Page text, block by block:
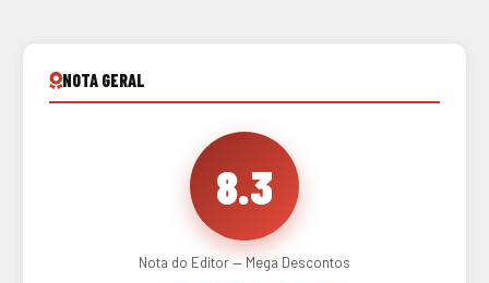
NOTA GERAL
8.3
Nota do Editor — Mega Descontos